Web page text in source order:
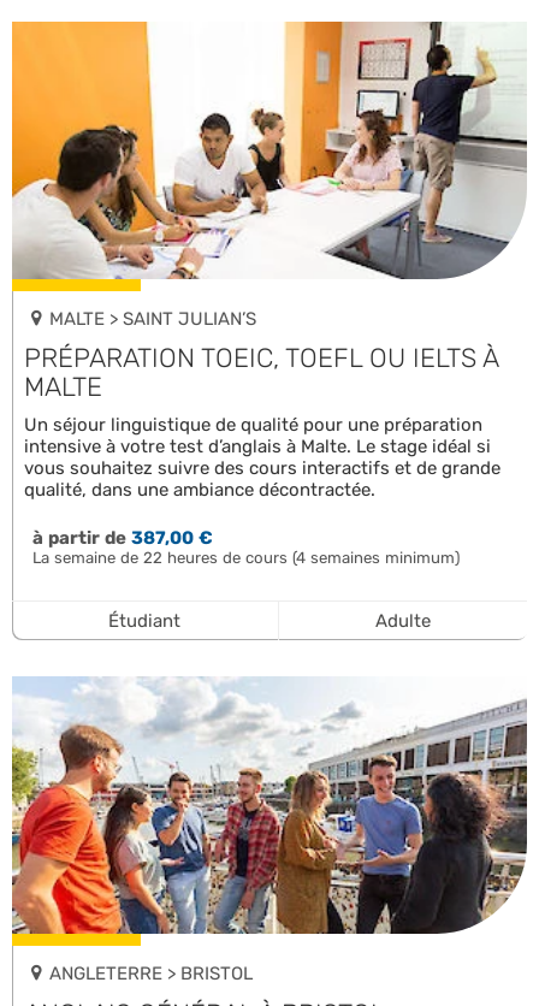
MALTE > SAINT JULIAN’S
PRÉPARATION TOEIC, TOEFL OU IELTS À
MALTE
Un séjour linguistique de qualité pour une préparation
intensive à votre test d’anglais à Malte. Le stage idéal si
vous souhaitez suivre des cours interactifs et de grande
qualité, dans une ambiance décontractée.
à partir de387,00 €
La semaine de 22 heures de cours (4 semaines minimum)
Étudiant Adulte
ANGLETERRE > BRISTOL